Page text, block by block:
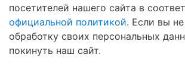
посетителей нашего сайта в
официальной политикой. Если вы
обработку своих персональных
покинуть наш сайт.